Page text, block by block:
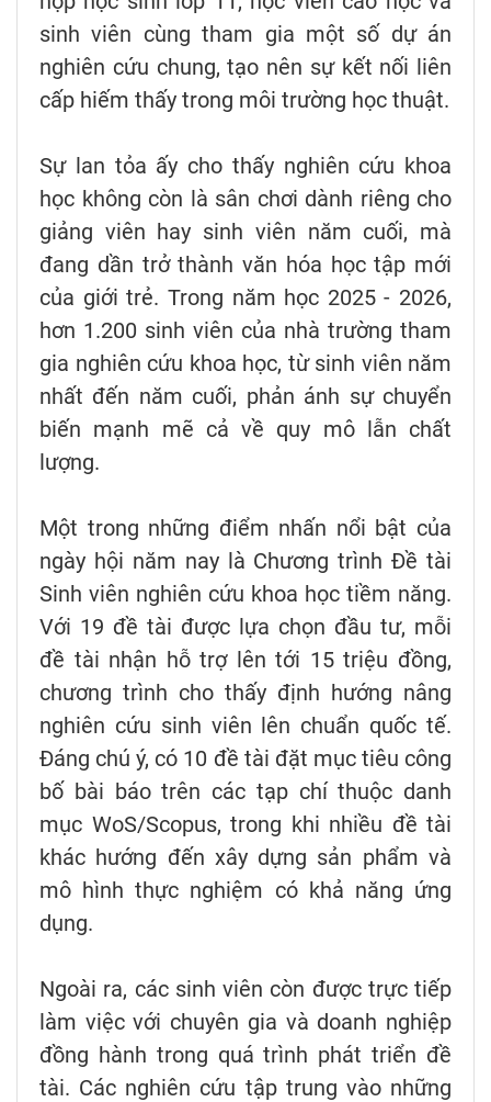
sinh viên cùng tham gia một số dự án
nghiên cứu chung, tạo nên sự kết nối liên
cấp hiếm thấy trong môi trường học thuật.
Sự lan tỏa ấy cho thấy nghiên cứu khoa
học không còn là sân chơi dành riêng cho
giảng viên hay sinh viên năm cuối, mà
đang dần trở thành văn hóa học tập mới
của giới trẻ. Trong năm học 2025 - 2026,
hơn 1.200 sinh viên của nhà trường tham
gia nghiên cứu khoa học, từ sinh viên năm
nhất đến năm cuối, phản ánh sự chuyển
biến mạnh mẽ cả về quy mô lẫn chất
lượng.
Một trong những điểm nhấn nổi bật của
ngày hội năm nay là Chương trình Đề tài
Sinh viên nghiên cứu khoa học tiềm năng.
Với 19 đề tài được lựa chọn đầu tư, mỗi
đề tài nhận hỗ trợ lên tới 15 triệu đồng,
chương trình cho thấy định hướng nâng
nghiên cứu sinh viên lên chuẩn quốc tế.
Đáng chú ý, có 10 đề tài đặt mục tiêu công
bố bài báo trên các tạp chí thuộc danh
mục WoS/Scopus, trong khi nhiều đề tài
khác hướng đến xây dựng sản phẩm và
mô hình thực nghiệm có khả năng ứng
dụng.
Ngoài ra, các sinh viên còn được trực tiếp
làm việc với chuyên gia và doanh nghiệp
đồng hành trong quá trình phát triển đề
tài. Các nghiên cứu tập trung vào những